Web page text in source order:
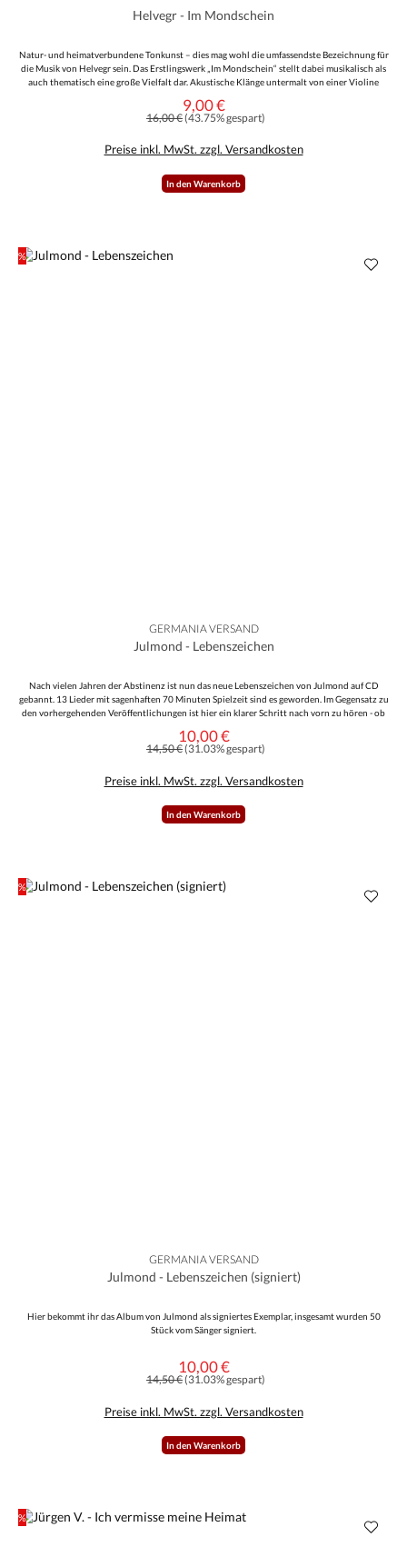
Helvegr - Im Mondschein
Natur- und heimatverbundene Tonkunst – dies mag wohl die umfassendste Bezeichnung für
die Musik von Helvegr sein. Das Erstlingswerk „Im Mondschein“ stellt dabei musikalisch als
auch thematisch eine große Vielfalt dar. Akustische Klänge untermalt von einer Violine
Die Texte hingegen beschwören den Zusammenhalt einer Gemeinschaft, regen den Hörer
zum Nachdenken an oder laden einfach nur zum Mitgrölen sein. Letztlich muss aber jeder
Verkaufspreis:
9,00 €
Regulärer Preis:
16,00 €(43.75% gespart)
Preise inkl. MwSt. zzgl. Versandkosten
In den Warenkorb
Rabatt
%
GERMANIA VERSAND
Julmond - Lebenszeichen
Nach vielen Jahren der Abstinenz ist nun das neue Lebenszeichen von Julmond auf CD
gebannt. 13 Lieder mit sagenhaften 70 Minuten Spielzeit sind es geworden. Im Gegensatz zu
den vorhergehenden Veröffentlichungen ist hier ein klarer Schritt nach vorn zu hören - ob
Tonlagen gesungen und auch eine Frauenstimme sorgt stellenweise für Abwechslung.
Musikalisch geht es diesmal auch ein wenig Metallastig zur Sache, aber auch die
seitigen Liederbuch daher.
Verkaufspreis:
10,00 €
Regulärer Preis:
14,50 €(31.03% gespart)
Preise inkl. MwSt. zzgl. Versandkosten
In den Warenkorb
Rabatt
%
GERMANIA VERSAND
Julmond - Lebenszeichen (signiert)
Hier bekommt ihr das Album von Julmond als signiertes Exemplar, insgesamt wurden 50
Stück vom Sänger signiert.
Verkaufspreis:
10,00 €
Regulärer Preis:
14,50 €(31.03% gespart)
Preise inkl. MwSt. zzgl. Versandkosten
In den Warenkorb
Rabatt
%